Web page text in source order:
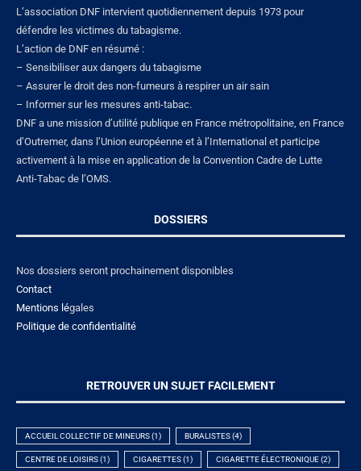
L’association DNF intervient quotidiennement depuis 1973 pour
défendre les victimes du tabagisme.
L’action de DNF en résumé :
– Sensibiliser aux dangers du tabagisme
– Assurer le droit des non-fumeurs à respirer un air sain
– Informer sur les mesures anti-tabac.
DNF a une mission d’utilité publique en France métropolitaine, en France
d’Outremer, dans l’Union européenne et à l’International et participe
activement à la mise en application de la Convention Cadre de Lutte
Anti-Tabac de l’OMS.
DOSSIERS
Nos dossiers seront prochainement disponibles
Contact
Mentions légales
Politique de confidentialité
RETROUVER UN SUJET FACILEMENT
ACCUEIL COLLECTIF DE MINEURS(1) BURALISTES(4)
CENTRE DE LOISIRS(1) CIGARETTES(1) CIGARETTE ÉLECTRONIQUE(2)